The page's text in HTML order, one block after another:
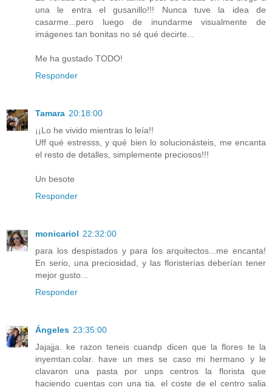
una le entra el gusanillo!!! Nunca tuve la idea de
casarme...pero luego de inundarme visualmente de
imágenes tan bonitas no sé qué decirte...
Me ha gustado TODO!
Responder
Tamara 20:18:00
¡¡Lo he vivido mientras lo leía!!
Uff qué estresss, y qué bien lo solucionásteis, me encanta
el resto de detalles, simplemente preciosos!!!
Un besote
Responder
monicariol 22:32:00
para los despistados y para los arquitectos...me encanta!
En serio, una preciosidad, y las floristerías deberían tener
mejor gusto...
Responder
Ángeles 23:35:00
Jajajja. ke razon teneis cuandp dicen que la flores te la
inyemtan.colar. have un mes se caso mi hermano y le
clavaron una pasta por unps centros la florista que
haciendo cuentas con una tia. el coste de el centro salia